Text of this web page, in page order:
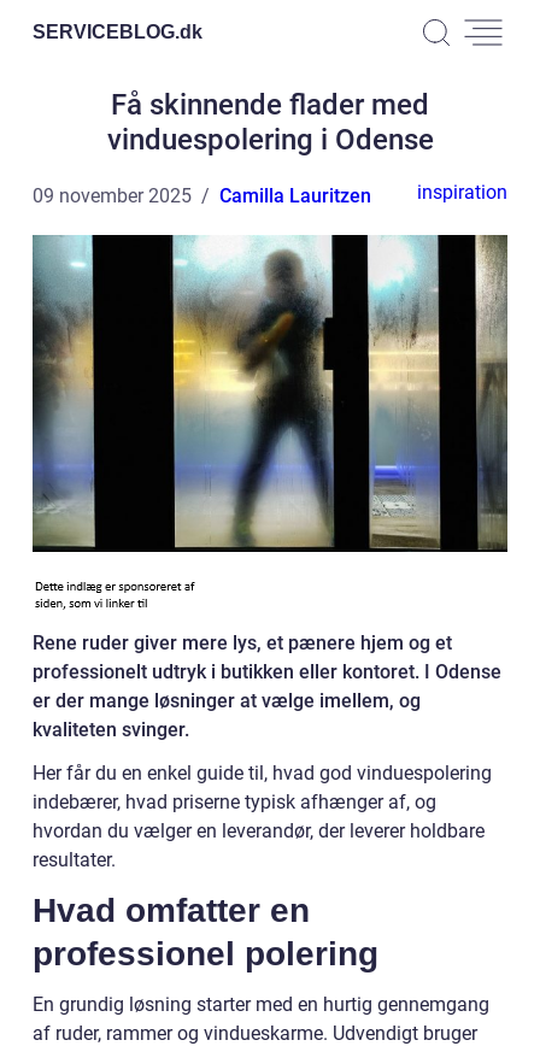
SERVICEBLOG.dk
Få skinnende flader med
vinduespolering i Odense
09 november 2025 Camilla Lauritzen inspiration
Rene ruder giver mere lys, et pænere hjem og et
professionelt udtryk i butikken eller kontoret. I Odense
er der mange løsninger at vælge imellem, og
kvaliteten svinger.
Her får du en enkel guide til, hvad god vinduespolering
indebærer, hvad priserne typisk afhænger af, og
hvordan du vælger en leverandør, der leverer holdbare
resultater.
Hvad omfatter en
professionel polering
En grundig løsning starter med en hurtig gennemgang
af ruder, rammer og vindueskarme. Udvendigt bruger